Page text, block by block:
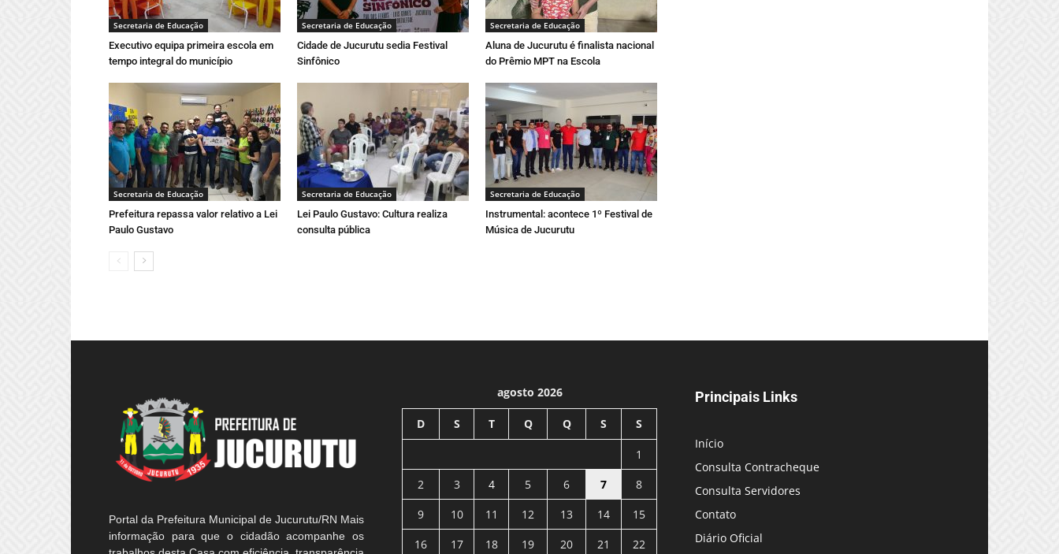
Secretaria de Educação
Executivo equipa primeira escola em
tempo integral do município
Secretaria de Educação
Cidade de Jucurutu sedia Festival
Sinfônico
Secretaria de Educação
Aluna de Jucurutu é finalista nacional
do Prêmio MPT na Escola
Secretaria de Educação
Prefeitura repassa valor relativo a Lei
Paulo Gustavo
Secretaria de Educação
Lei Paulo Gustavo: Cultura realiza
consulta pública
Secretaria de Educação
Instrumental: acontece 1º Festival de
Música de Jucurutu
Portal da Prefeitura Municipal de Jucurutu/RN Mais
informação para que o cidadão acompanhe os
agosto 2026
D S T Q Q S S
1
2
3 4 5 6 7
8
9
10 11 12 13 14
15
16
17 18 19 20 21 22
Principais Links
Início
Consulta Contracheque
Consulta Servidores
Contato
Diário Oficial